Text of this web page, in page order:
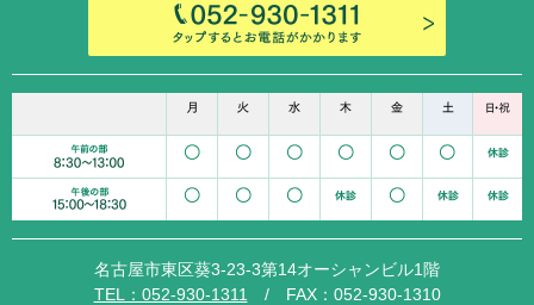
名古屋市東区葵3-23-3第14オーシャンビル1階
TEL：052-930-1311
/ FAX：052-930-1310